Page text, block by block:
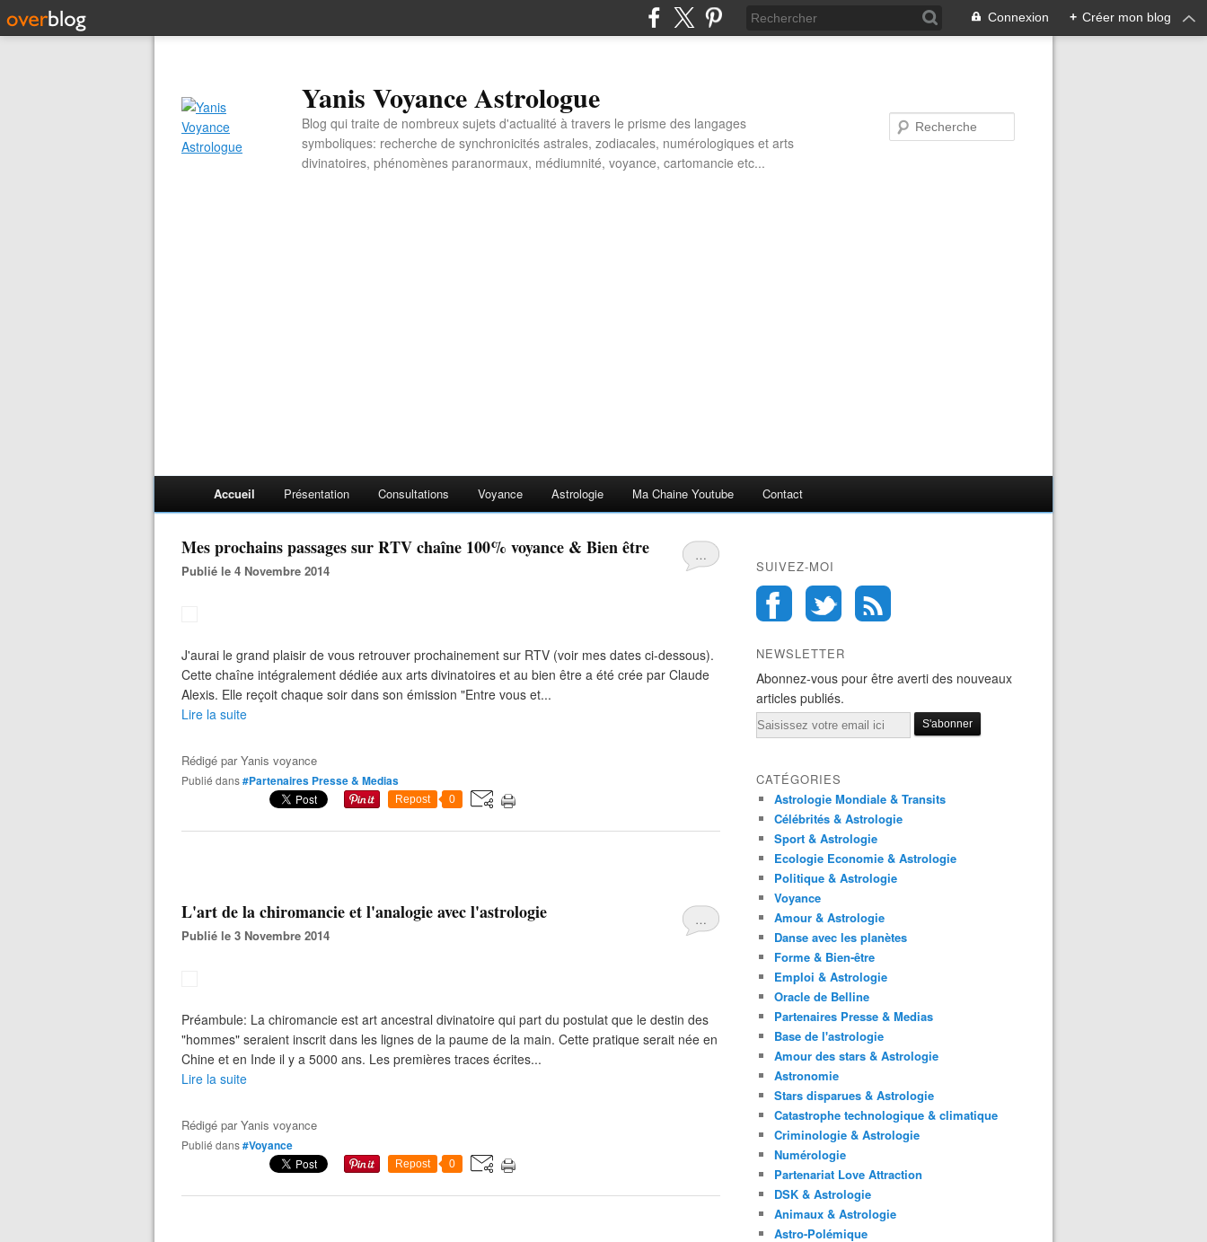
Connexion + Créer mon blog
Yanis Voyance Astrologue
Blog qui traite de nombreux sujets d'actualité à travers le prisme des langages
symboliques: recherche de synchronicités astrales, zodiacales, numérologiques et arts
divinatoires, phénomènes paranormaux, médiumnité, voyance, cartomancie etc...
Accueil Présentation Consultations Voyance Astrologie Ma Chaine Youtube Contact
…
Mes prochains passages sur RTV chaîne 100% voyance & Bien être
Publié le 4 Novembre 2014
J'aurai le grand plaisir de vous retrouver prochainement sur RTV (voir mes dates ci-dessous).
Cette chaîne intégralement dédiée aux arts divinatoires et au bien être a été crée par Claude
Alexis. Elle reçoit chaque soir dans son émission "Entre vous et...
Lire la suite
Rédigé parYanis voyance
Publié dans#Partenaires Presse & Medias
Repost 0
…
L'art de la chiromancie et l'analogie avec l'astrologie
Publié le 3 Novembre 2014
Préambule: La chiromancie est art ancestral divinatoire qui part du postulat que le destin des
"hommes" seraient inscrit dans les lignes de la paume de la main. Cette pratique serait née en
Chine et en Inde il y a 5000 ans. Les premières traces écrites...
Lire la suite
Rédigé parYanis voyance
Publié dans#Voyance
Repost 0
SUIVEZ-MOI
NEWSLETTER
Abonnez-vous pour être averti des nouveaux
articles publiés.
Email
CATÉGORIES
Astrologie Mondiale & Transits
Célébrités & Astrologie
Sport & Astrologie
Ecologie Economie & Astrologie
Politique & Astrologie
Voyance
Amour & Astrologie
Danse avec les planètes
Forme & Bien-être
Emploi & Astrologie
Oracle de Belline
Partenaires Presse & Medias
Base de l'astrologie
Amour des stars & Astrologie
Astronomie
Stars disparues & Astrologie
Catastrophe technologique & climatique
Criminologie & Astrologie
Numérologie
Partenariat Love Attraction
DSK & Astrologie
Animaux & Astrologie
Astro-Polémique